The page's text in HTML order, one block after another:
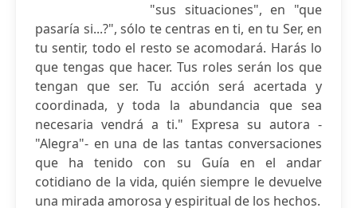
"sus situaciones", en "que
pasaría si...?", sólo te centras en ti, en tu Ser, en
tu sentir, todo el resto se acomodará. Harás lo
que tengas que hacer. Tus roles serán los que
tengan que ser. Tu acción será acertada y
coordinada, y toda la abundancia que sea
necesaria vendrá a ti." Expresa su autora -
"Alegra"- en una de las tantas conversaciones
que ha tenido con su Guía en el andar
cotidiano de la vida, quién siempre le devuelve
una mirada amorosa y espiritual de los hechos.